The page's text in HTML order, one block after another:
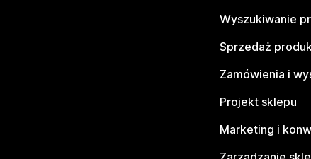
Wyszukiwanie
Sprzedaż
Zamówienia i
Projekt sklepu
Marketing i